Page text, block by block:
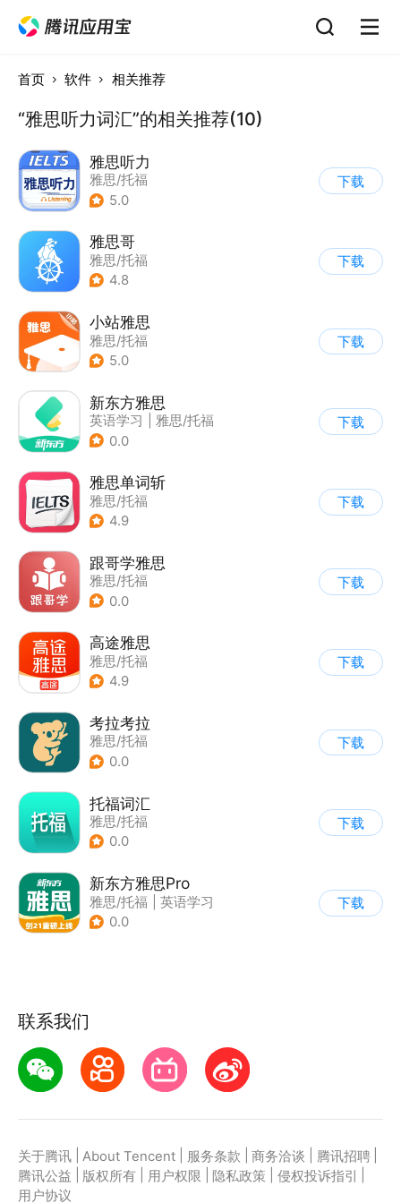
首页 软件 相关推荐
“雅思听力词汇”的相关推荐(10)
雅思听力
雅思/托福
5.0
下载
雅思哥
雅思/托福
4.8
下载
小站雅思
雅思/托福
5.0
下载
新东方雅思
英语学习
雅思/托福
0.0
下载
雅思单词斩
雅思/托福
4.9
下载
跟哥学雅思
雅思/托福
0.0
下载
高途雅思
雅思/托福
4.9
下载
考拉考拉
雅思/托福
0.0
下载
托福词汇
雅思/托福
0.0
下载
新东方雅思Pro
雅思/托福
英语学习
0.0
下载
联系我们
关于腾讯 About Tencent 服务条款 商务洽谈 腾讯招聘
腾讯公益
版权所有 用户权限 隐私政策 侵权投诉指引
用户协议